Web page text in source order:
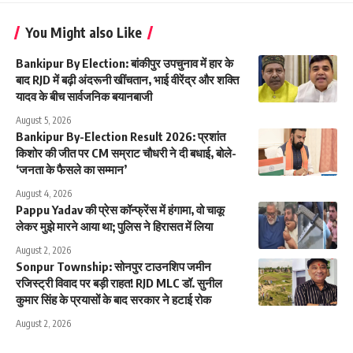
You Might also Like
Bankipur By Election: बांकीपुर उपचुनाव में हार के
बाद RJD में बढ़ी अंदरूनी खींचतान, भाई वीरेंद्र और शक्ति
यादव के बीच सार्वजनिक बयानबाजी
August 5, 2026
Bankipur By-Election Result 2026: प्रशांत
किशोर की जीत पर CM सम्राट चौधरी ने दी बधाई, बोले-
‘जनता के फैसले का सम्मान’
August 4, 2026
Pappu Yadav की प्रेस कॉन्फ्रेंस में हंगामा, वो चाकू
लेकर मुझे मारने आया था; पुलिस ने हिरासत में लिया
August 2, 2026
Sonpur Township: सोनपुर टाउनशिप जमीन
रजिस्ट्री विवाद पर बड़ी राहत! RJD MLC डॉ. सुनील
कुमार सिंह के प्रयासों के बाद सरकार ने हटाई रोक
August 2, 2026